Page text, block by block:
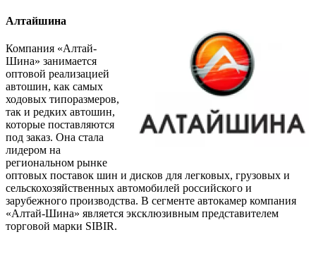
Алтайшина
Компания «Алтай-
Шина» занимается
оптовой реализацией
автошин, как самых
ходовых типоразмеров,
так и редких автошин,
которые поставляются
под заказ. Она стала
лидером на
региональном рынке
оптовых поставок шин и дисков для легковых, грузовых и
сельскохозяйственных автомобилей российского и
зарубежного производства. В сегменте автокамер компания
«Алтай-Шина» является эксклюзивным представителем
торговой марки SIBIR.